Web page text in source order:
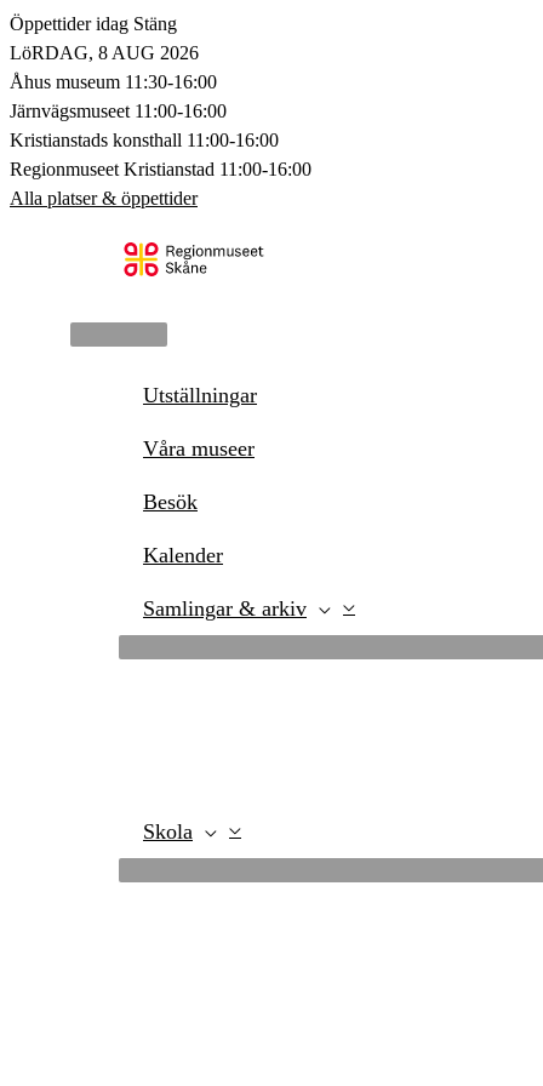
Hoppa
till
innehåll
Öppettider idag Stäng
LöRDAG, 8 AUG 2026
Åhus museum 11:30-16:00
Järnvägsmuseet 11:00-16:00
Kristianstads konsthall 11:00-16:00
Regionmuseet Kristianstad 11:00-16:00
Alla platser & öppettider
Huvudmeny
Utställningar
Våra museer
Besök
Kalender
Samlingar & arkiv
Skola